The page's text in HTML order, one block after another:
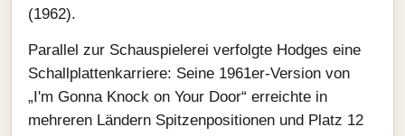
(1962).
Parallel zur Schauspielerei verfolgte Hodges eine
Schallplattenkarriere: Seine 1961er-Version von
„I'm Gonna Knock on Your Door“ erreichte in
mehreren Ländern Spitzenpositionen und Platz 12